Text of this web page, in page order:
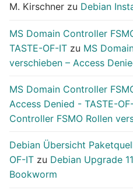
M. Kirschner zu Debian
MS Domain Controller
TASTE-OF-IT zu MS
verschieben – Access
MS Domain Controller
Access Denied - TASTE-
Controller FSMO Rollen
Debian Übersicht
OF-IT zu Debian Upgrade
Bookworm